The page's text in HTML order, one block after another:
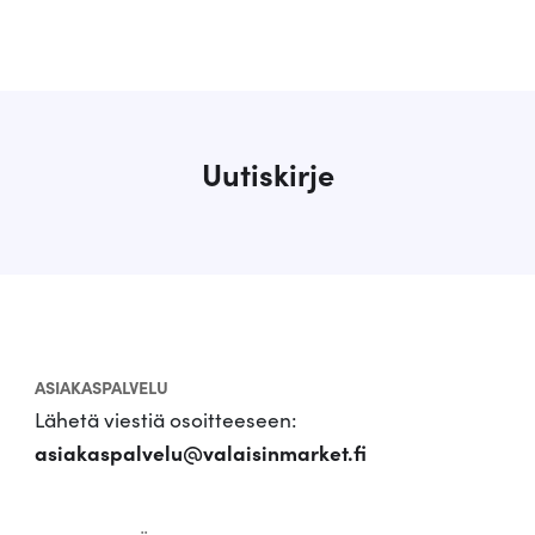
Uutiskirje
ASIAKASPALVELU
Lähetä viestiä osoitteeseen:
asiakaspalvelu@valaisinmarket.fi